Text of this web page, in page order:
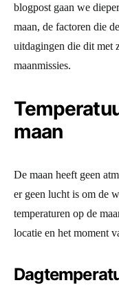
blogpost gaan we
maan, de factoren die
uitdagingen die dit met
maanmissies.
maan
De maan heeft geen
er geen lucht is om de
temperaturen op de
locatie en het moment